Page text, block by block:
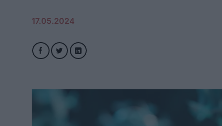
17.05.2024